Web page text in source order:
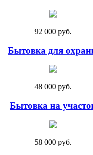
92 000 руб.
Бытовка для
48 000 руб.
Бытовка на
58 000 руб.